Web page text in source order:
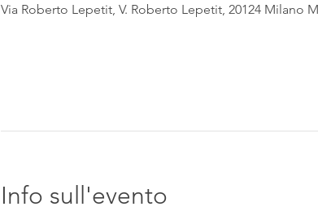
Via Roberto Lepetit, V. Roberto Lepetit, 20124 Milano
Info sull'evento